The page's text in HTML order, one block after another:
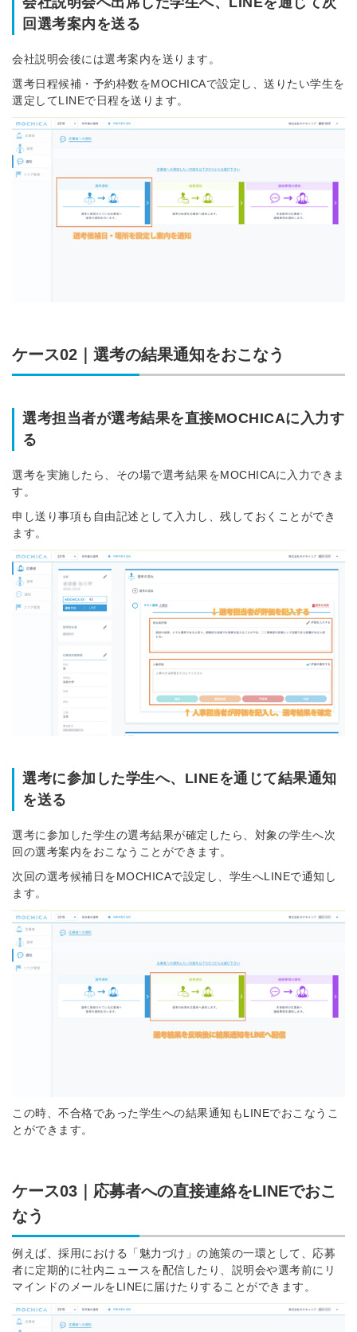
回選考案内を送る
会社説明会後には選考案内を送ります。
選考日程候補・予約枠数をMOCHICAで設定し、送りたい学生を
選定してLINEで日程を送ります。
ケース02｜選考の結果通知をおこなう
選考担当者が選考結果を直接MOCHICAに入力す
る
選考を実施したら、その場で選考結果をMOCHICAに入力できま
す。
申し送り事項も自由記述として入力し、残しておくことができ
ます。
選考に参加した学生へ、LINEを通じて結果通知
を送る
選考に参加した学生の選考結果が確定したら、対象の学生へ次
回の選考案内をおこなうことができます。
次回の選考候補日をMOCHICAで設定し、学生へLINEで通知し
ます。
この時、不合格であった学生への結果通知もLINEでおこなうこ
とができます。
ケース03｜応募者への直接連絡をLINEでおこ
なう
例えば、採用における「魅力づけ」の施策の一環として、応募
者に定期的に社内ニュースを配信したり、説明会や選考前にリ
マインドのメールをLINEに届けたりすることができます。
をご利用する
要です。
採用にまつわる独自の調査レポ
採用に役立つ記事・資料が届く
メールアドレス